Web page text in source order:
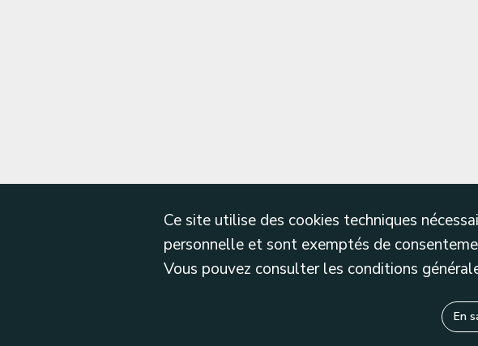
Ce site utilise des cookies techniques
personnelle et sont exemptés de
Vous pouvez consulter les conditions
En